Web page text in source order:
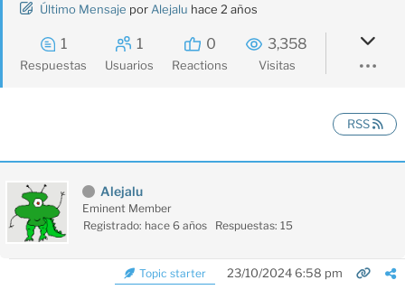
Último Mensaje por Alejalu hace 2 años
1
Respuestas
1
Usuarios
0
Reactions
3,358
Visitas
RSS
Alejalu
Eminent Member
Registrado: hace 6 años
Respuestas: 15
Topic starter 23/10/2024 6:58 pm